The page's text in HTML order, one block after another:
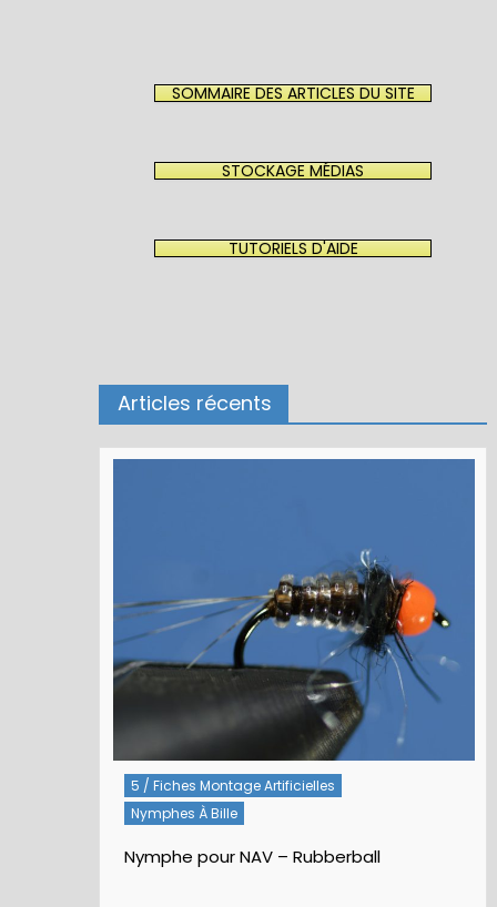
SOMMAIRE DES ARTICLES DU SITE
STOCKAGE MÉDIAS
TUTORIELS D'AIDE
Articles récents
5 / Fiches Montage Artificielles
Nymphes À Bille
Nymphe pour NAV – Rubberball